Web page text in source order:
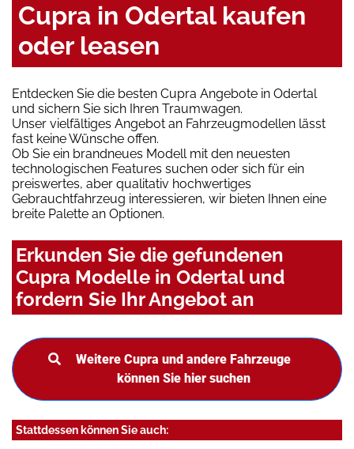
Cupra in Odertal kaufen
oder leasen
Entdecken Sie die besten Cupra Angebote in Odertal
und sichern Sie sich Ihren Traumwagen.
Unser vielfältiges Angebot an Fahrzeugmodellen lässt
fast keine Wünsche offen.
Ob Sie ein brandneues Modell mit den neuesten
technologischen Features suchen oder sich für ein
preiswertes, aber qualitativ hochwertiges
Gebrauchtfahrzeug interessieren, wir bieten Ihnen eine
breite Palette an Optionen.
Erkunden Sie die gefundenen
Cupra Modelle in Odertal und
fordern Sie Ihr Angebot an
Weitere Cupra und andere Fahrzeuge
können Sie hier suchen
Stattdessen können Sie auch: